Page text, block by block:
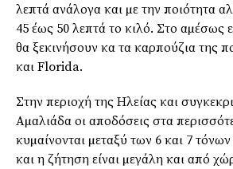
λεπτά ανάλογα και µε την ποιότητα
45 έως 50 λεπτά το κιλό. Στο αµέσως
θα ξεκινήσουν κα τα καρπούζια της
και Florida.
Στην περιοχή της Ηλείας και
Αµαλιάδα οι αποδόσεις στα
κυµαίνονται µεταξύ των 6 και 7
και η ζήτηση είναι µεγάλη και από